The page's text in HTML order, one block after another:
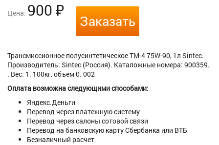
Цена: 900 ₽
Заказать
Трансмиссионное полусинтетическое ТМ-4 75W-90, 1л Sintec.
Производитель: Sintec (Россия). Каталожные номера: 900359.
. Вес: 1. 100кг, объем 0. 002
Оплата возможна следующими способами:
Яндекс.Деньги
Перевод через платежную систему
Перевод через салоны сотовой связи
Перевод на банковскую карту Сбербанка или ВТБ
Безналичный расчет